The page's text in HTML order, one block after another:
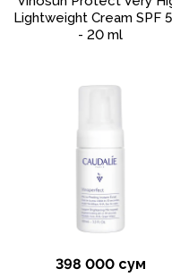
Lightweight Cream SPF
- 20 ml
398 000 сум